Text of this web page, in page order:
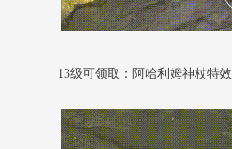
13级可领取：阿哈利姆神杖特效